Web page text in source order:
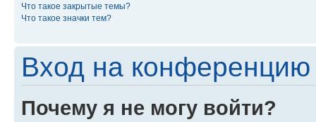
Что такое закрытые темы?
Что такое значки тем?
Вход на конференцию
Почему я не могу войти?